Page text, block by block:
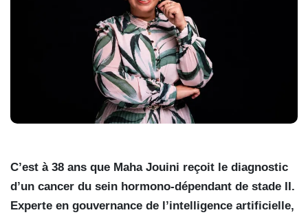
C’est à 38 ans que Maha Jouini reçoit le diagnostic
d’un cancer du sein hormono-dépendant de stade II.
Experte en gouvernance de l’intelligence artificielle,